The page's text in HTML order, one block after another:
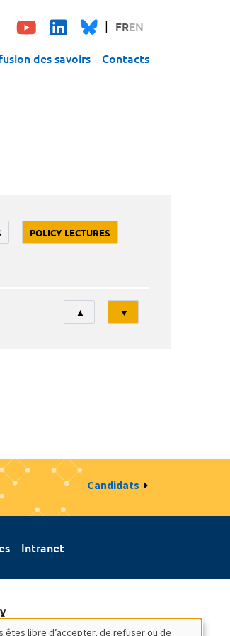
FREN
des savoirs Contacts
POLICY LECTURES
Tri
▲ ▼
Candidats
Intranet
libre d’accepter, de refuser ou de